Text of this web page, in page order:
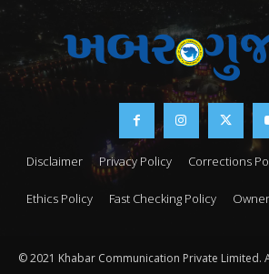
Disclaimer Privacy Policy Corrections
Ethics Policy Fast Checking Policy
© 2021 Khabar Communication Private Limited.